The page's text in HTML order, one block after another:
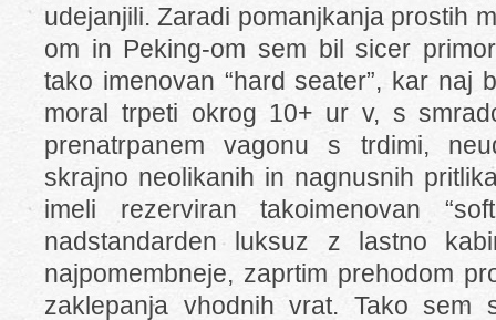
udejanjili. Zaradi pomanjkanja prostih
om in Peking-om sem bil sicer
tako imenovan “hard seater”, kar naj
moral trpeti okrog 10+ ur v, s
prenatrpanem vagonu s trdimi,
skrajno neolikanih in nagnusnih
imeli rezerviran takoimenovan
nadstandarden luksuz z lastno
najpomembneje, zaprtim prehodom
zaklepanja vhodnih vrat. Tako